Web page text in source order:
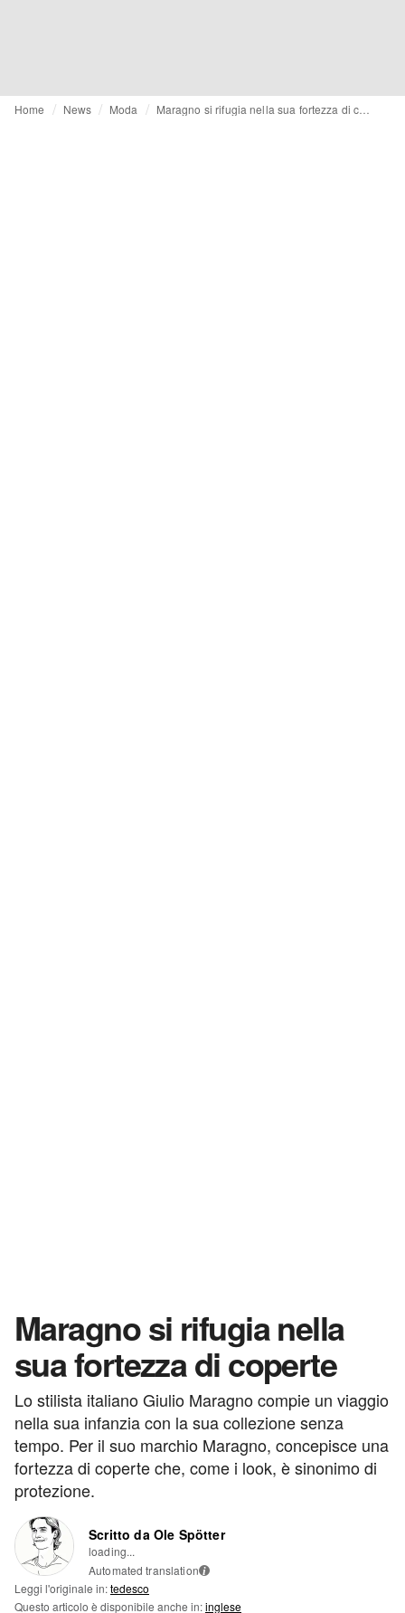
Home News Moda
Maragno si rifugia nella
sua fortezza di coperte
Lo stilista italiano Giulio Maragno compie un viaggio
nella sua infanzia con la sua collezione senza
tempo. Per il suo marchio Maragno, concepisce una
fortezza di coperte che, come i look, è sinonimo di
protezione.
Scritto da Ole Spötter
loading...
Automated translation i
Leggi l'originale in:tedesco
Questo articolo è disponibile anche in:inglese